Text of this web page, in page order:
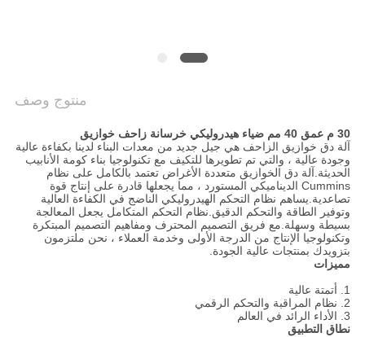
منتوج وصف
30 م عمق 40 مم ضياء هيدروليكي خرسانة زاحف خوازيق
آلة دق خوازيق الزاحف هي جيل جديد من معدات البناء لدينا بكفاءة عالية
وجودة عالية ، والتي تم تطويرها للتكيف مع تكنولوجيا بناء كومة الأنابيب
الحديثة.آلة دق الخوازيق متعددة الأغراض تعتمد بالكامل على نظام
Cummins الديناميكي المستورد ، مما يجعلها قادرة على إنتاج قوة
تصاعدية.يساهم نظام التحكم الهيدروليكي الناضج في الكفاءة العالية
وتوفير الطاقة والتحكم الدقيق.نظام التحكم المتكامل يجعل المعالجة
بسيطة وسهلة.مع فريق التصميم المحترف ومفاهيم التصميم المبتكرة
وتكنولوجيا الإنتاج من الدرجة الأولى وخدمة العملاء ، نحن ملتزمون
بتزويدك بمنتجات عالية الجودة.
مميزات
1. أتمتة عالية
2. نظام المراقبة والتحكم الرقمي
3. الأداء الرائد في العالم
نطاق التطبيق